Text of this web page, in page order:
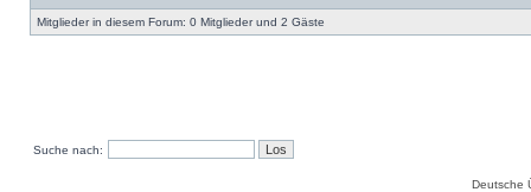
Mitglieder in diesem Forum: 0 Mitglieder und 2 Gäste
Suche nach:
Deutsche